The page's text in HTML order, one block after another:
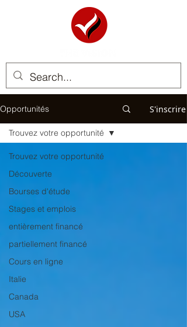
Opportunités S'inscrire
Trouvez votre opportunité
Découverte
Bourses d'étude
Stages et emplois
entièrement financé
partiellement financé
Cours en ligne
Italie
Canada
USA
Trouvez votre opportunité